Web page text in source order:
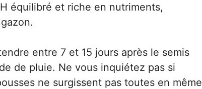
équilibré et riche en nutriments,
entre 7 et 15 jours après le semis
de pluie. Ne vous inquiétez pas si
ne surgissent pas toutes en même